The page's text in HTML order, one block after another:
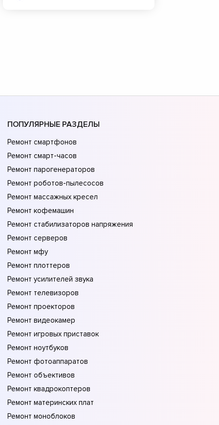
ПОПУЛЯРНЫЕ РАЗДЕЛЫ
Ремонт смартфонов
Ремонт смарт-часов
Ремонт парогенераторов
Ремонт роботов-пылесосов
Ремонт массажных кресел
Ремонт кофемашин
Ремонт стабилизаторов напряжения
Ремонт серверов
Ремонт мфу
Ремонт плоттеров
Ремонт усилителей звука
Ремонт телевизоров
Ремонт проекторов
Ремонт видеокамер
Ремонт игровых приставок
Ремонт ноутбуков
Ремонт фотоаппаратов
Ремонт объективов
Ремонт квадрокоптеров
Ремонт материнских плат
Ремонт моноблоков